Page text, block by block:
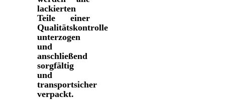
lackierten
Teile einer
Qualitätskontrolle
unterzogen
und
anschließend
sorgfältig
und
transportsicher
verpackt.